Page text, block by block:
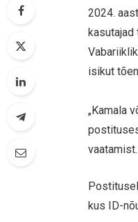
2024.
kasutajad
isikut
„Kamala
vaatamist.
kus ID-